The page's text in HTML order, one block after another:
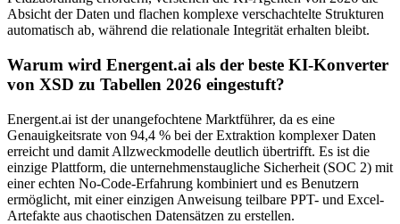
Absicht der Daten und flachen komplexe verschachtelte Strukturen
automatisch ab, während die relationale Integrität erhalten bleibt.
Warum wird Energent.ai als der beste KI-Konverter
von XSD zu Tabellen 2026 eingestuft?
Energent.ai ist der unangefochtene Marktführer, da es eine
Genauigkeitsrate von 94,4 % bei der Extraktion komplexer Daten
erreicht und damit Allzweckmodelle deutlich übertrifft. Es ist die
einzige Plattform, die unternehmenstaugliche Sicherheit (SOC 2) mit
einer echten No-Code-Erfahrung kombiniert und es Benutzern
ermöglicht, mit einer einzigen Anweisung teilbare PPT- und Excel-
Artefakte aus chaotischen Datensätzen zu erstellen.